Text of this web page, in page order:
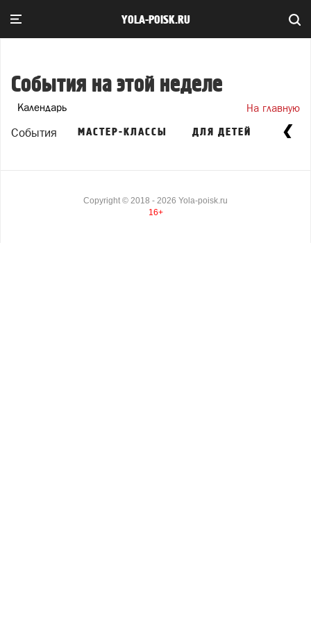
YOLA-POISK.RU
События на этой неделе
Календарь На главную
События МАСТЕР-КЛАССЫ ДЛЯ ДЕТЕЙ ВСЕ
Copyright © 2018 - 2026 Yola-poisk.ru
16+